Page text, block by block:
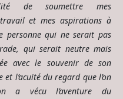
de soumettre mes
et mes aspirations à
personne qui ne serait pas
qui serait neutre mais
avec le souvenir de son
l’acuité du regard que l’on
a vécu l’aventure du